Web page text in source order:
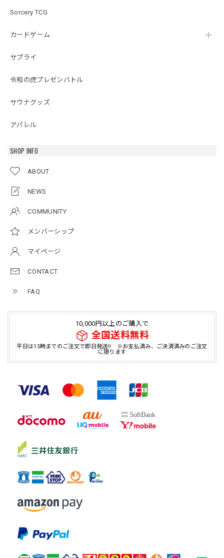
Sorcery TCG
カードゲーム
サプライ
令和の虎プレゼンバトル
サウナグッズ
アパレル
SHOP INFO
ABOUT
NEWS
COMMUNITY
メンバーシップ
マイページ
CONTACT
FAQ
10,000円以上のご購入で
全国送料無料
平日は15時までのご注文で即日発送!! ※お支払済み、ご決済済みのご注文
に限ります